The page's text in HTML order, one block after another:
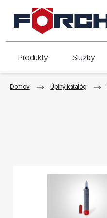
Produkty Služby
Domov Úplný katalóg